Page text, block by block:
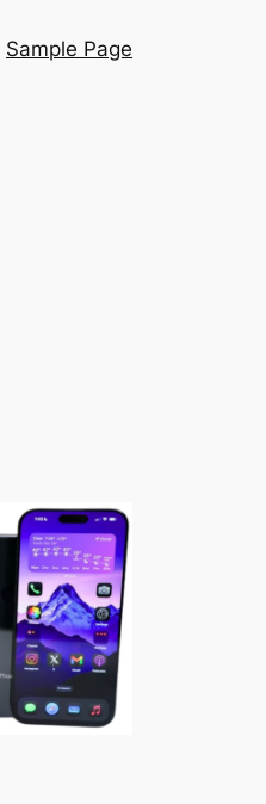
Sample Page